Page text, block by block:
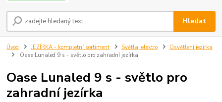
Hledat
Úvod JEZÍRKA - kompletní sortiment Světla, elektro
Osvětlení jezírka
Oase Lunaled 9 s - světlo pro zahradní jezírka
Oase Lunaled 9 s - světlo pro
zahradní jezírka